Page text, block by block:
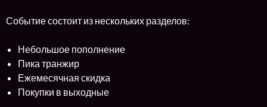
Событие состоит из нескольких разделов:
Небольшое пополнение
Пика транжир
Ежемесячная скидка
Покупки в выходные